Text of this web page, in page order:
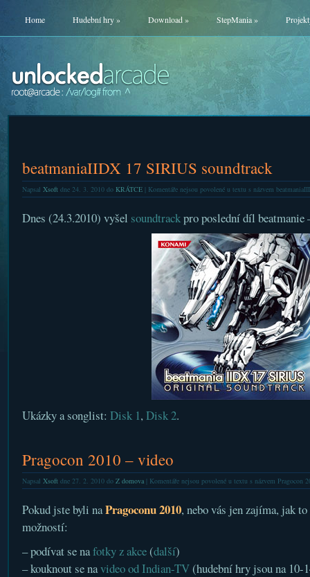
Home Hudební hry» Download» StepMania»
beatmaniaIIDX 17 SIRIUS soundtrack
Napsal Xsoftdne 24. 3. 2010 do KRÁTCE| Komentáře nejsou povolenéu textu s názvem
Dnes (24.3.2010) vyšel soundtrackpro poslední díl beatmanie
Ukázky a songlist: Disk 1,Disk 2.
Pragocon 2010 – video
Napsal Xsoftdne 27. 2. 2010 do Z domova| Komentáře nejsou povolenéu textu s názvem Pragocon
Pokud jste byli naPragoconu 2010, nebo vás jen zajíma, jak
možností:
– podívat se nafotky z akce(další)
– kouknout se navideo od Indian-TV(hudební hry jsou na 10-